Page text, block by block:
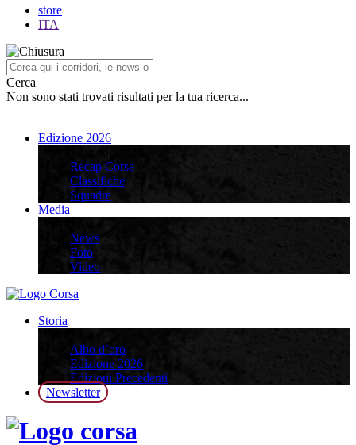
store
ITA
Cerca
Non sono stati trovati risultati per la tua ricerca...
Edizione 2026
Recap Corsa
Classifiche
Squadre
Media
News
Foto
Video
Storia
Albo d’oro
Edizione 2026
Edizioni Precedenti
Newsletter